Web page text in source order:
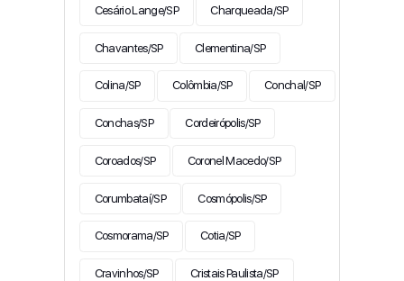
Cesário Lange/SP Charqueada/SP
Chavantes/SP Clementina/SP
Colina/SP Colômbia/SP Conchal/SP
Conchas/SP Cordeirópolis/SP
Coroados/SP Coronel Macedo/SP
Corumbataí/SP Cosmópolis/SP
Cosmorama/SP Cotia/SP
Cravinhos/SP Cristais Paulista/SP